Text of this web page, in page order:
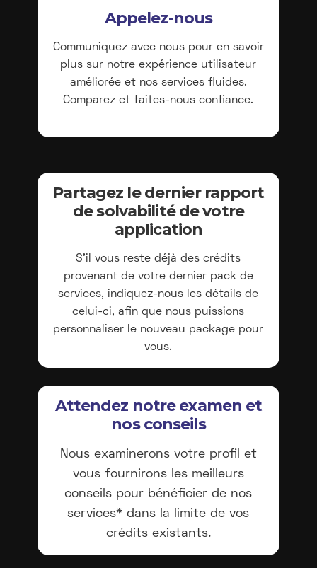
Appelez-nous
Communiquez avec nous pour en savoir
plus sur notre expérience utilisateur
améliorée et nos services fluides.
Comparez et faites-nous confiance.
Partagez le dernier rapport
de solvabilité de votre
application
S'il vous reste déjà des crédits
provenant de votre dernier pack de
services, indiquez-nous les détails de
celui-ci, afin que nous puissions
personnaliser le nouveau package pour
vous.
Attendez notre examen et
nos conseils
Nous examinerons votre profil et
vous fournirons les meilleurs
conseils pour bénéficier de nos
services* dans la limite de vos
crédits existants.